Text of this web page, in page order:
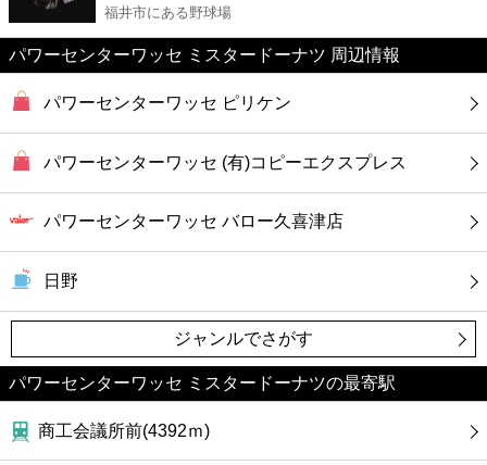
書店
ファミレス
公共
病院
福井市にある野球場
パワーセンターワッセ ミスタードーナツ 周辺情報
パワーセンターワッセ ピリケン
パワーセンターワッセ (有)コピーエクスプレス
パワーセンターワッセ バロー久喜津店
日野
ジャンルでさがす
パワーセンターワッセ ミスタードーナツの最寄駅
商工会議所前(4392ｍ)